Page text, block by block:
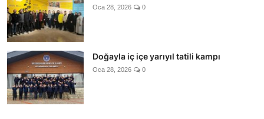
Oca 28, 2026 0
Doğayla iç içe yarıyıl tatili kampı
Oca 28, 2026 0